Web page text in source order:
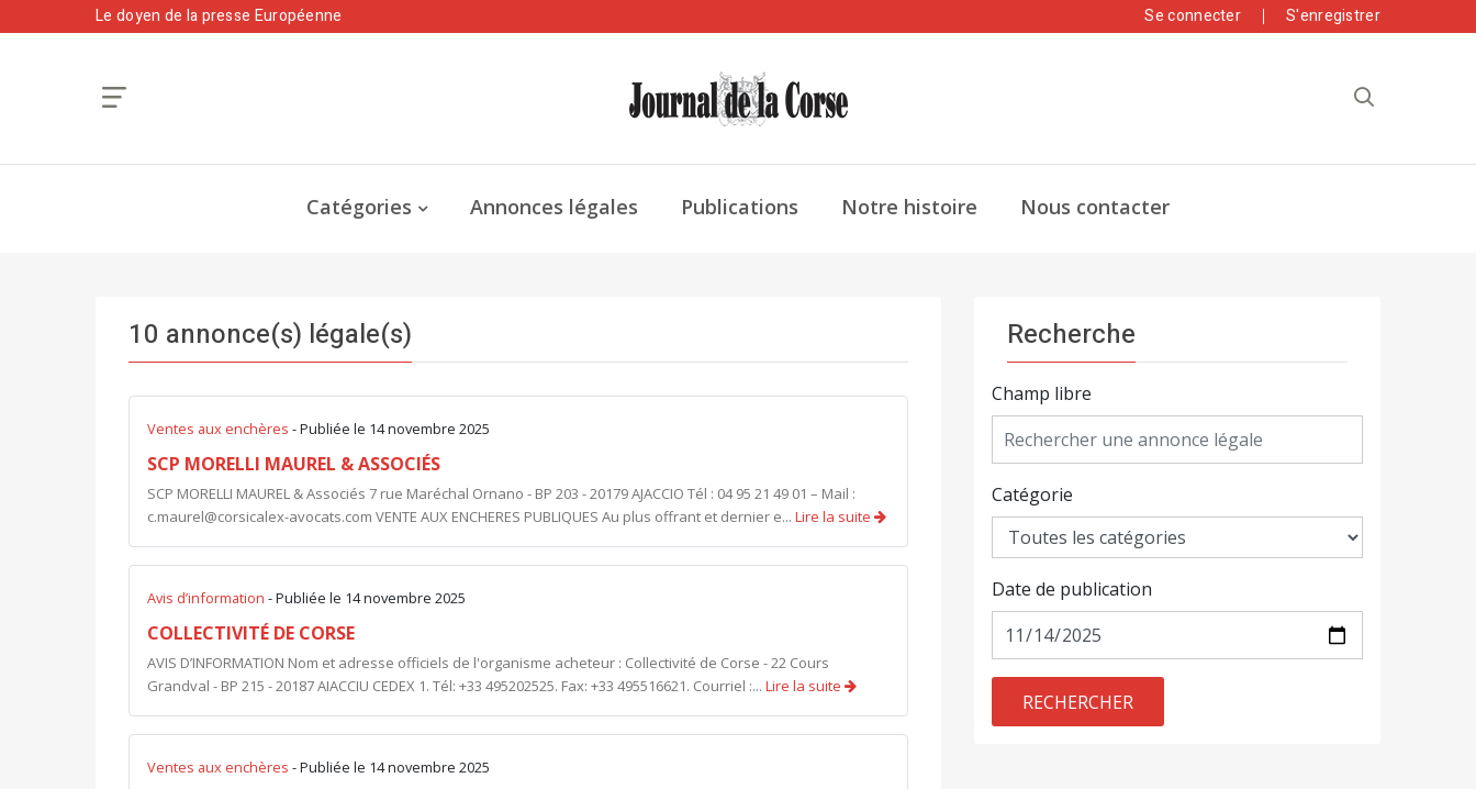
Le doyen de la presse Européenne Se connecter S'enregistrer
Catégories Annonces légales Publications Notre histoire Nous contacter
10 annonce(s) légale(s)
Ventes aux enchères - Publiée le 14 novembre 2025
SCP MORELLI MAUREL & ASSOCIÉS
SCP MORELLI MAUREL & Associés 7 rue Maréchal Ornano - BP 203 - 20179 AJACCIO Tél : 04 95 21 49 01 – Mail :
c.maurel@corsicalex-avocats.com VENTE AUX ENCHERES PUBLIQUES Au plus offrant et dernier e... Lire la suite
Avis d’information - Publiée le 14 novembre 2025
COLLECTIVITÉ DE CORSE
AVIS D’INFORMATION Nom et adresse officiels de l'organisme acheteur : Collectivité de Corse - 22 Cours
Grandval - BP 215 - 20187 AIACCIU CEDEX 1. Tél: +33 495202525. Fax: +33 495516621. Courriel :... Lire la suite
Ventes aux enchères - Publiée le 14 novembre 2025
Recherche
Champ libre
Catégorie
Date de publication
RECHERCHER